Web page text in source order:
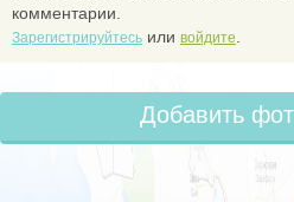
комментарии.
Зарегистрируйтесь или войдите
Добавить